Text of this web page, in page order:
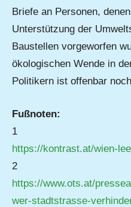
Briefe an Personen,
Unterstützung der
Baustellen vorgeworfen
ökologischen Wende in
Politikern ist offenbar
Fußnoten:
1
https://kontrast.at/wien-
2
https://www.ots.at/
wer-stadtstrasse-